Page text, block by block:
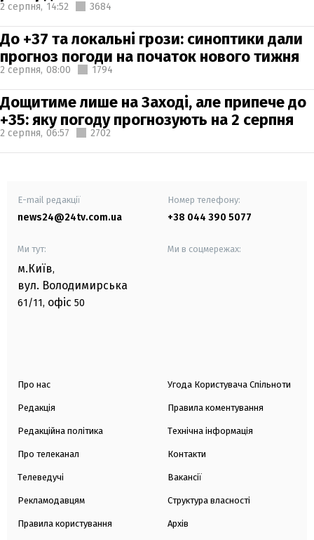
2 серпня, 14:52 3684
До +37 та локальні грози: синоптики дали
прогноз погоди на початок нового тижня
2 серпня, 08:00 1794
Дощитиме лише на Заході, але припече до
+35: яку погоду прогнозують на 2 серпня
2 серпня, 06:57 2702
E-mail редакції
news24@24tv.com.ua
Номер телефону:
+38 044 390 5077
Ми тут:
м.Київ,
вул. Володимирська
61/11, офіс 50
Ми в соцмережах:
Про нас
Редакція
Редакційна політика
Про телеканал
Телеведучі
Рекламодавцям
Правила користування
Угода Користувача Спільноти
Правила коментування
Технічна інформація
Контакти
Вакансії
Структура власності
Архів